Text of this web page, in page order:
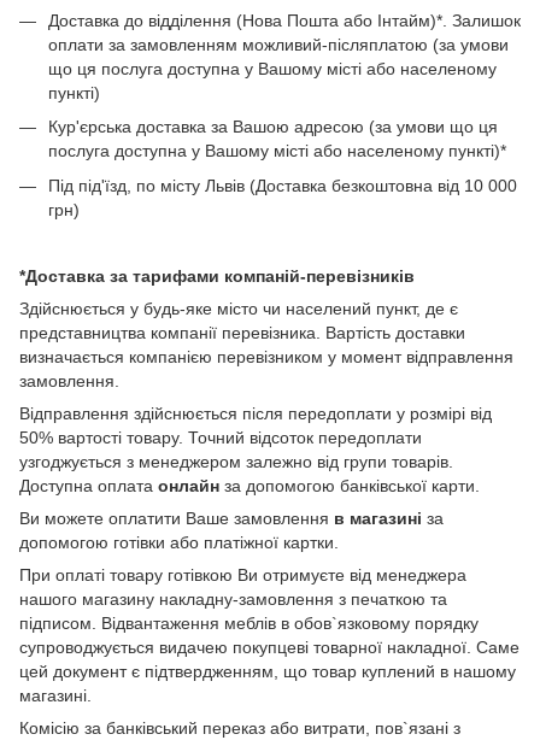
Доставка до відділення (Нова Пошта або Інтайм)*. Залишок
оплати за замовленням можливий-післяплатою (за умови
що ця послуга доступна у Вашому місті або населеному
пункті)
Кур'єрська доставка за Вашою адресою (за умови що ця
послуга доступна у Вашому місті або населеному пункті)*
Під під'їзд, по місту Львів (Доставка безкоштовна від 10 000
грн)
*Доставка за тарифами компаній-перевізників
Здійснюється у будь-яке місто чи населений пункт, де є
представництва компанії перевізника. Вартість доставки
визначається компанією перевізником у момент відправлення
замовлення.
Відправлення здійснюється після передоплати у розмірі від
50% вартості товару. Точний відсоток передоплати
узгоджується з менеджером залежно від групи товарів.
Доступна оплата онлайн за допомогою банківської карти.
Ви можете оплатити Ваше замовлення в магазині за
допомогою готівки або платіжної картки.
При оплаті товару готівкою Ви отримуєте від менеджера
нашого магазину накладну-замовлення з печаткою та
підписом. Відвантаження меблів в обов`язковому порядку
супроводжується видачею покупцеві товарної накладної. Саме
цей документ є підтвердженням, що товар куплений в нашому
магазині.
Комісію за банківський переказ або витрати, пов`язані з